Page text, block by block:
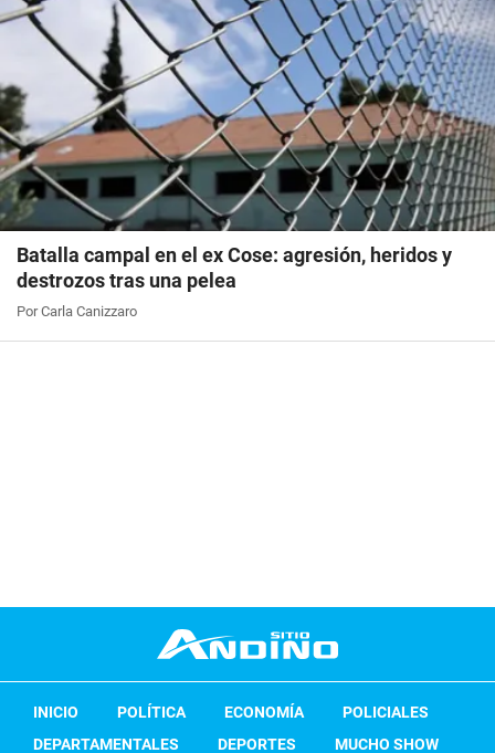
Batalla campal en el ex Cose: agresión, heridos y
destrozos tras una pelea
Por Carla Canizzaro
INICIO POLÍTICA ECONOMÍA
POLICIALES
DEPARTAMENTALES
DEPORTES MUCHO SHOW